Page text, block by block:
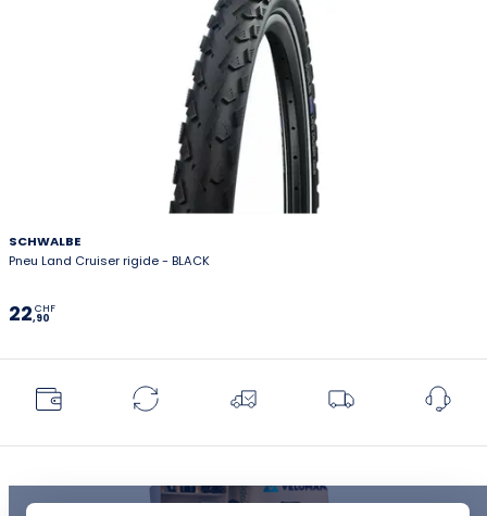
SCHWALBE
Pneu Land Cruiser rigide - BLACK
22,90
CHF